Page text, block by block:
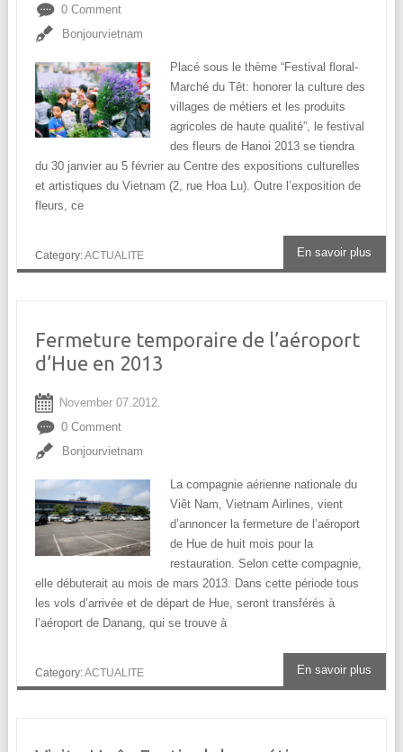
0 Comment
Bonjourvietnam
Placé sous le thème “Festival floral-
Marché du Têt: honorer la culture des
villages de métiers et les produits
agricoles de haute qualité”, le festival
des fleurs de Hanoi 2013 se tiendra
du 30 janvier au 5 février au Centre des expositions culturelles
et artistiques du Vietnam (2, rue Hoa Lu). Outre l’exposition de
fleurs, ce
Category:ACTUALITE En savoir plus
Fermeture temporaire de l’aéroport
d’Hue en 2013
November 07.2012.
0 Comment
Bonjourvietnam
La compagnie aérienne nationale du
Viêt Nam, Vietnam Airlines, vient
d’annoncer la fermeture de l’aéroport
de Hue de huit mois pour la
restauration. Selon cette compagnie,
elle débuterait au mois de mars 2013. Dans cette période tous
les vols d’arrivée et de départ de Hue, seront transférés à
l’aéroport de Danang, qui se trouve à
Category:ACTUALITE En savoir plus